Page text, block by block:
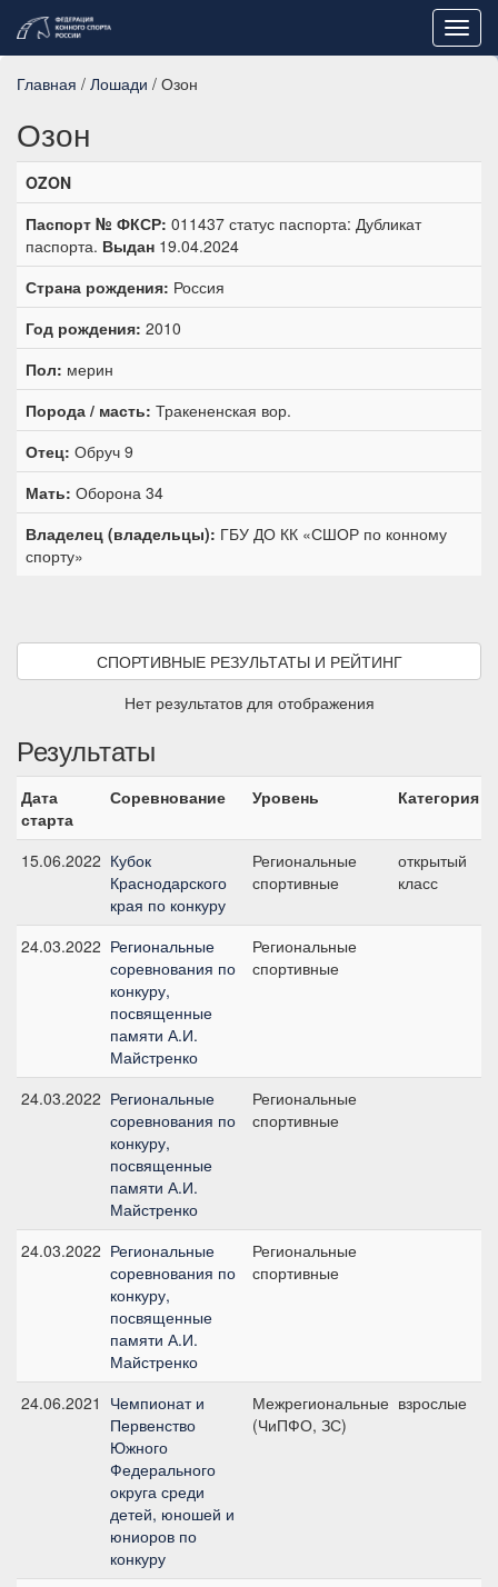
Главная / Лошади / Озон
Озон
OZON
Паспорт № ФКСР: 011437 статус паспорта: Дубликат
паспорта. Выдан 19.04.2024
Страна рождения: Россия
Год рождения: 2010
Пол: мерин
Порода / масть: Тракененская вор.
Отец: Обруч 9
Мать: Оборона 34
Владелец (владельцы): ГБУ ДО КК «СШОР по конному
спорту»
СПОРТИВНЫЕ РЕЗУЛЬТАТЫ И РЕЙТИНГ
Нет результатов для отображения
Результаты
Дата
старта
Соревнование Уровень Категория
15.06.2022 Кубок
Краснодарского
края по конкуру
Региональные
спортивные
открытый
класс
24.03.2022 Региональные
соревнования по
конкуру,
посвященные
памяти А.И.
Майстренко
Региональные
спортивные
24.03.2022 Региональные
соревнования по
конкуру,
посвященные
памяти А.И.
Майстренко
Региональные
спортивные
24.03.2022 Региональные
соревнования по
конкуру,
посвященные
памяти А.И.
Майстренко
Региональные
спортивные
24.06.2021 Чемпионат и
Первенство
Южного
Федерального
округа среди
детей, юношей и
юниоров по
конкуру
Межрегиональные
(ЧиПФО, ЗС)
взрослые